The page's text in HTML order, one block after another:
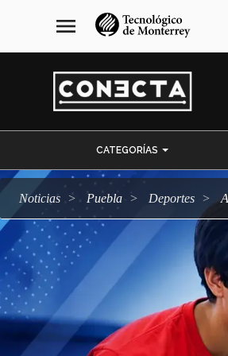
navegación
principal
menu
CATEGORÍAS
Noticias Puebla deportes